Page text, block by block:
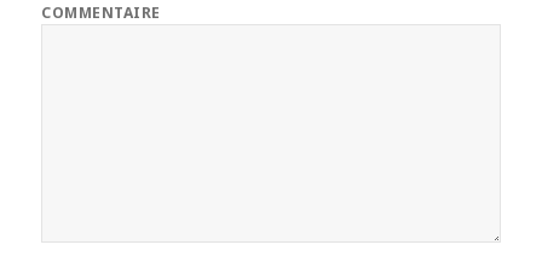
COMMENTAIRE